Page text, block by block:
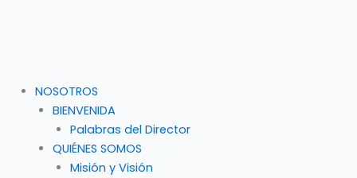
NOSOTROS
BIENVENIDA
Palabras del Director
QUIÉNES SOMOS
Misión y Visión